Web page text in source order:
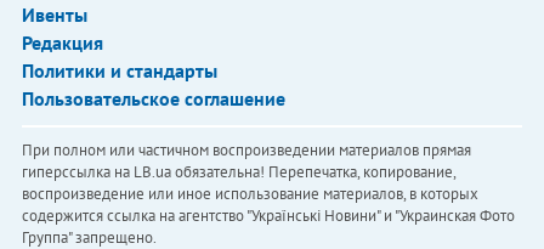
Ивенты
Редакция
Политики и стандарты
Пользовательское соглашение
При полном или частичном воспроизведении материалов прямая
гиперссылка на LB.ua обязательна! Перепечатка, копирование,
воспроизведение или иное использование материалов, в которых
содержится ссылка на агентство "Українськi Новини" и "Украинская Фото
Группа" запрещено.